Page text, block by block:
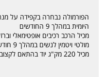
הפורמולה נבחרה בקפידה על
היומית במהלך 9 החודשים
מכיל הרכב רכיבים אופטימאלי
מולטי ויטמין לנשים במהלך 9 חודשים
מכיל 220 מק"ג יוד בהתאם לקצובה היומית המומלצת לנשים הרות